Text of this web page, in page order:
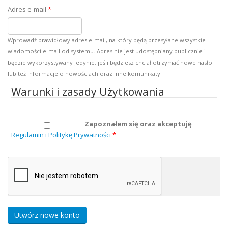
Adres e-mail *
Wprowadź prawidłowy adres e-mail, na który będą przesyłane wszystkie
wiadomości e-mail od systemu. Adres nie jest udostępniany publicznie i
będzie wykorzystywany jedynie, jeśli będziesz chciał otrzymać nowe hasło
lub też informacje o nowościach oraz inne komunikaty.
Warunki i zasady Użytkowania
Zapoznałem się oraz akceptuję
Regulamin i Politykę Prywatności *